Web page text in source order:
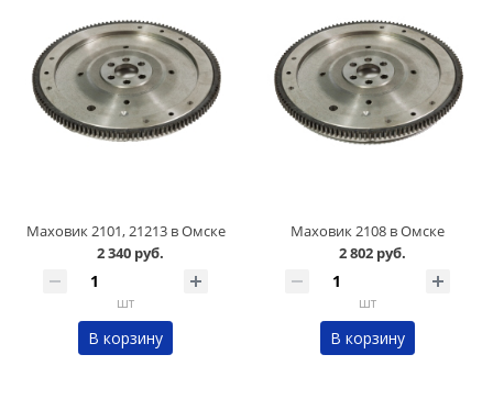
Маховик 2101, 21213 в Омске
2 340 руб.
шт
В корзину
Маховик 2108 в Омске
2 802 руб.
шт
В корзину